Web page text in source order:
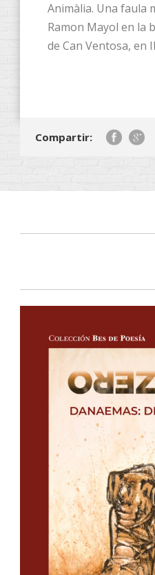
Animàlia. Una faula
Ramon Mayol en la
de Can Ventosa, en
Compartir: